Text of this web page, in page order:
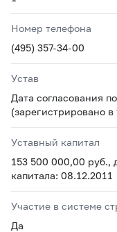
Номер телефона
(495) 357-34-00
Устав
Дата согласования
(зарегистрировано
Уставный капитал
153 500 000,00 руб.,
капитала: 08.12.2011
Участие в системе
Да